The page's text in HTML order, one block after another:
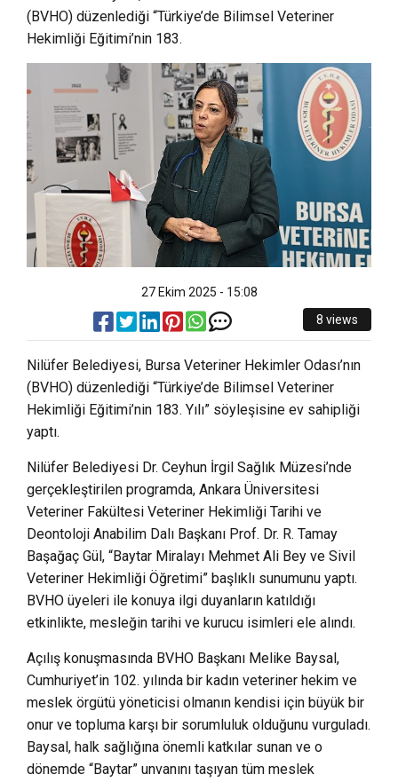
(BVHO) düzenlediği “Türkiye’de Bilimsel Veteriner
Hekimliği Eğitimi’nin 183.
27 Ekim 2025 - 15:08
8 views
Nilüfer Belediyesi, Bursa Veteriner Hekimler Odası’nın
(BVHO) düzenlediği “Türkiye’de Bilimsel Veteriner
Hekimliği Eğitimi’nin 183. Yılı” söyleşisine ev sahipliği
yaptı.
Nilüfer Belediyesi Dr. Ceyhun İrgil Sağlık Müzesi’nde
gerçekleştirilen programda, Ankara Üniversitesi
Veteriner Fakültesi Veteriner Hekimliği Tarihi ve
Deontoloji Anabilim Dalı Başkanı Prof. Dr. R. Tamay
Başağaç Gül, “Baytar Miralayı Mehmet Ali Bey ve Sivil
Veteriner Hekimliği Öğretimi” başlıklı sunumunu yaptı.
BVHO üyeleri ile konuya ilgi duyanların katıldığı
etkinlikte, mesleğin tarihi ve kurucu isimleri ele alındı.
Açılış konuşmasında BVHO Başkanı Melike Baysal,
Cumhuriyet’in 102. yılında bir kadın veteriner hekim ve
meslek örgütü yöneticisi olmanın kendisi için büyük bir
onur ve topluma karşı bir sorumluluk olduğunu vurguladı.
Baysal, halk sağlığına önemli katkılar sunan ve o
dönemde “Baytar” unvanını taşıyan tüm meslek